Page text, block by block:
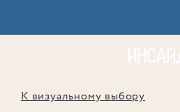
К визуальному выбору